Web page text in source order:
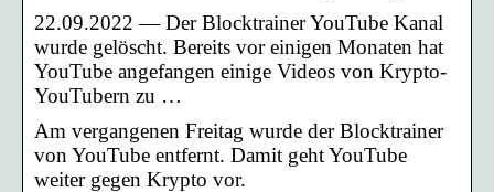
22.09.2022 — Der Blocktrainer YouTube Kanal
wurde gelöscht. Bereits vor einigen Monaten hat
YouTube angefangen einige Videos von Krypto-
YouTubern zu …
Am vergangenen Freitag wurde der Blocktrainer
von YouTube entfernt. Damit geht YouTube
weiter gegen Krypto vor.